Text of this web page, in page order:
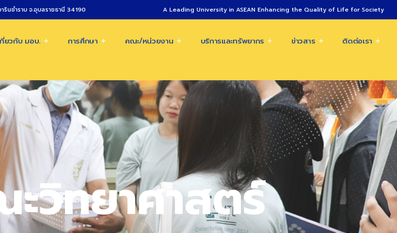
รินชำราบ จ.อุบลราชธานี 34190 A Leading University in ASEAN Enhancing the Quality of Life for Society
กี่ยวกับ มอบ. การศึกษา คณะ/หน่วยงาน บริการและทรัพยากร ข่าวสาร ติดต่อเรา
วิทยาศาสตร์